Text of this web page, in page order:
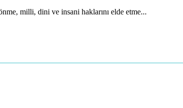
milli, dini ve insani haklarını elde etme...